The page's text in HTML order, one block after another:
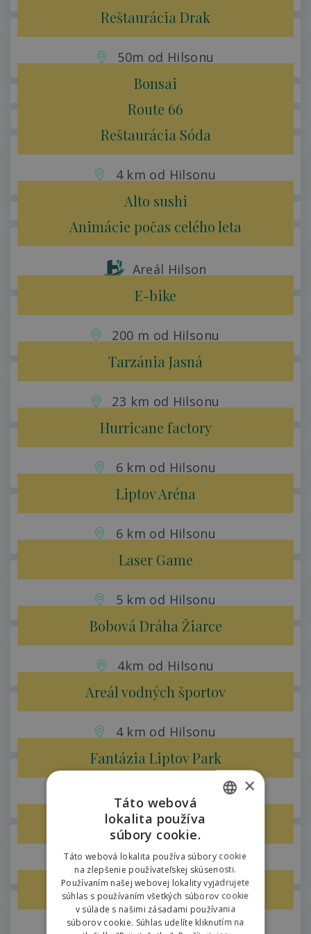
Reštaurácia Drak
50m od Hilsonu
Bonsai
Route 66
Reštaurácia Sóda
4 km od Hilsonu
Alto sushi
Animácie počas celého leta
Areál Hilson
E-bike
200 m od Hilsonu
Tarzánia Jasná
23 km od Hilsonu
Hurricane factory
6 km od Hilsonu
Liptov Aréna
6 km od Hilsonu
Laser Game
5 km od Hilsonu
Bobová Dráha Žiarce
4km od Hilsonu
Areál vodných športov
4 km od Hilsonu
Fantázia Liptov Park
6,7km od Hilsonu
Mini golf Vila Horal
50m od Hilsonu
Adventure Golf
4 km od Hilsonu
POLISH
×
Táto webová
lokalita používa
súbory cookie.
Táto webová lokalita používa súbory cookie
na zlepšenie používateľskej skúsenosti.
Používaním našej webovej lokality vyjadrujete
súhlas s používaním všetkých súborov cookie
v súlade s našimi zásadami používania
súborov cookie. Súhlas udelíte kliknutím na